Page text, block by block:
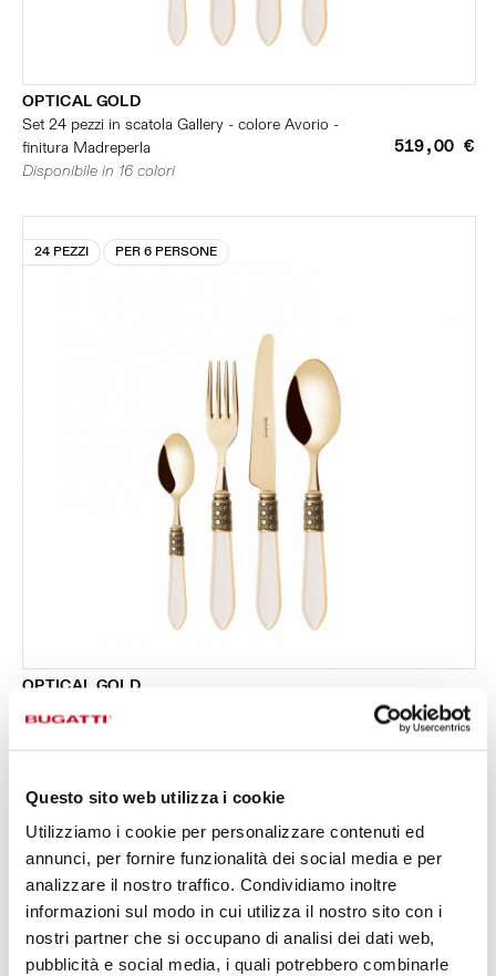
Questo sito web utilizza i cookie
Utilizziamo i cookie per personalizzare contenuti ed
annunci, per fornire funzionalità dei social media e per
analizzare il nostro traffico. Condividiamo inoltre
informazioni sul modo in cui utilizza il nostro sito con i
nostri partner che si occupano di analisi dei dati web,
pubblicità e social media, i quali potrebbero combinarle
OPTICAL GOLD
Set 24 pezzi in scatola Gallery - colore Avorio -
finitura Madreperla
519,00 €
Disponibile in 16 colori
24 PEZZI PER 6 PERSONE
OPTICAL GOLD
519,00 €
24 PEZZI PER 6 PERSONE